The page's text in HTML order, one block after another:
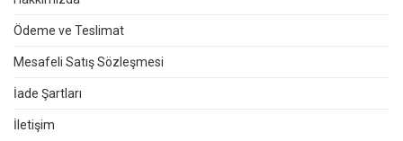
Ödeme ve Teslimat
Mesafeli Satış Sözleşmesi
İade Şartları
İletişim